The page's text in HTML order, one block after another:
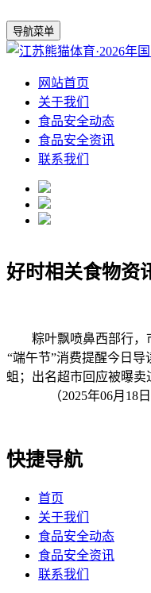
导航菜单
网站首页
关于我们
食品安全动态
食品安全资讯
联系我们
好时相关食物资
粽叶飘喷鼻西部行，
“端午节”消费提醒今日
蛆；出名超市回应被曝
（2025年06月18
快捷导航
首页
关于我们
食品安全动态
食品安全资讯
联系我们